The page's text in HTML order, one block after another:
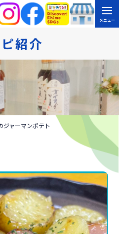
メニュー
紹介
ジャーマンポテト